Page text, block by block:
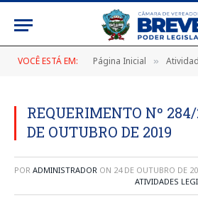
VOCÊ ESTÁ EM: Página Inicial »
REQUERIMENTO Nº 284/
DE OUTUBRO DE 2019
POR ADMINISTRADOR ON 24 DE OUTUBRO DE
ATIVIDADES